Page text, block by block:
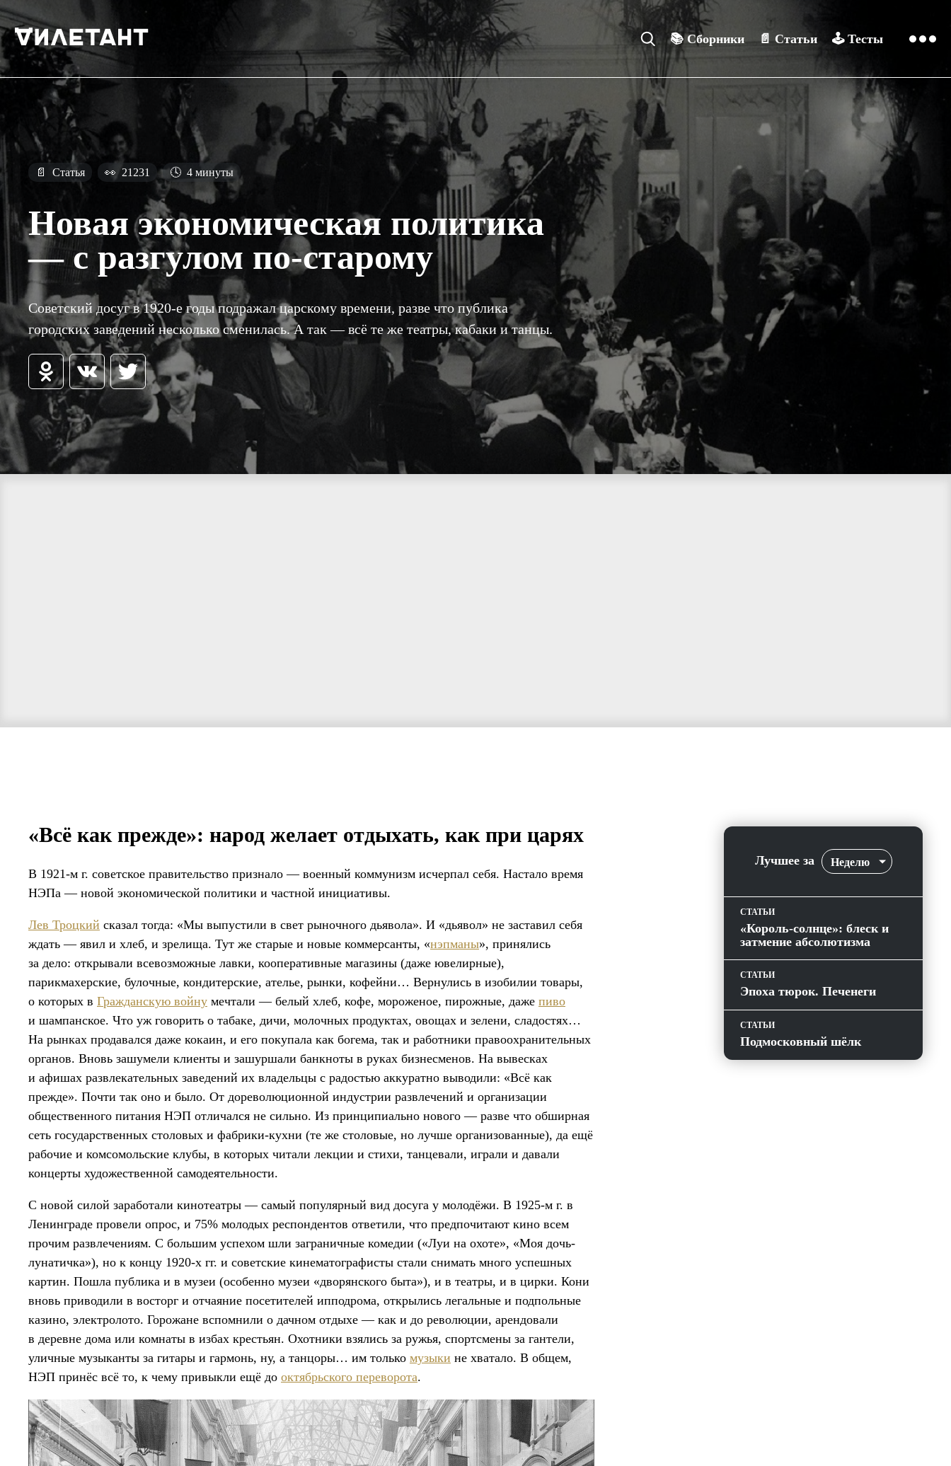
📚Сборники 📄 Статьи 🕹️ Тесты
📄 Статья 👀 21231 🕓 4 минуты
Новая экономическая политика
— с разгулом по-старому
Советский досуг в 1920-е годы подражал царскому времени, разве что публика
городских заведений несколько сменилась. А так — всё те же театры, кабаки и танцы.
«Всё как прежде»: народ желает отдыхать, как при царях
В 1921-м г. советское правительство признало — военный коммунизм исчерпал себя. Настало время
НЭПа — новой экономической политики и частной инициативы.
Лев Троцкий сказал тогда: «Мы выпустили в свет рыночного дьявола». И «дьявол» не заставил себя
ждать — явил и хлеб, и зрелища. Тут же старые и новые коммерсанты, «нэпманы», принялись
за дело: открывали всевозможные лавки, кооперативные магазины (даже ювелирные),
парикмахерские, булочные, кондитерские, ателье, рынки, кофейни… Вернулись в изобилии товары,
о которых в Гражданскую войну мечтали — белый хлеб, кофе, мороженое, пирожные, даже пиво
и шампанское. Что уж говорить о табаке, дичи, молочных продуктах, овощах и зелени, сладостях…
На рынках продавался даже кокаин, и его покупала как богема, так и работники правоохранительных
органов. Вновь зашумели клиенты и зашуршали банкноты в руках бизнесменов. На вывесках
и афишах развлекательных заведений их владельцы с радостью аккуратно выводили: «Всё как
прежде». Почти так оно и было. От дореволюционной индустрии развлечений и организации
общественного питания НЭП отличался не сильно. Из принципиально нового — разве что обширная
сеть государственных столовых и фабрики-кухни (те же столовые, но лучше организованные), да ещё
рабочие и комсомольские клубы, в которых читали лекции и стихи, танцевали, играли и давали
концерты художественной самодеятельности.
С новой силой заработали кинотеатры — самый популярный вид досуга у молодёжи. В 1925-м г. в
Ленинграде провели опрос, и 75% молодых респондентов ответили, что предпочитают кино всем
прочим развлечениям. С большим успехом шли заграничные комедии («Луи на охоте», «Моя дочь-
лунатичка»), но к концу 1920-х гг. и советские кинематографисты стали снимать много успешных
картин. Пошла публика и в музеи (особенно музеи «дворянского быта»), и в театры, и в цирки. Кони
вновь приводили в восторг и отчаяние посетителей ипподрома, открылись легальные и подпольные
казино, электролото. Горожане вспомнили о дачном отдыхе — как и до революции, арендовали
в деревне дома или комнаты в избах крестьян. Охотники взялись за ружья, спортсмены за гантели,
уличные музыканты за гитары и гармонь, ну, а танцоры… им только музыки не хватало. В общем,
НЭП принёс всё то, к чему привыкли ещё до октябрьского переворота.
Лучшее за Неделю
СТАТЬИ
«Король-солнце»: блеск и
затмение абсолютизма
СТАТЬИ
Эпоха тюрок. Печенеги
СТАТЬИ
Подмосковный шёлк